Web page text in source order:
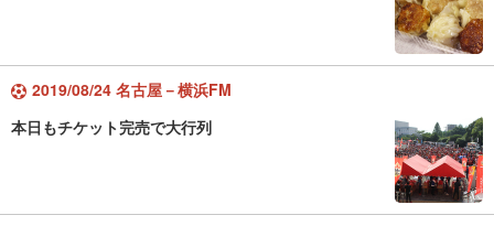
2019/08/24 名古屋－横浜FM
本日もチケット完売で大行列